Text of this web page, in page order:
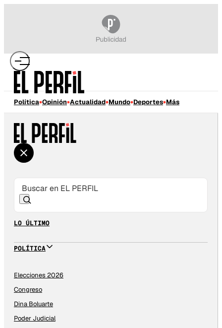
Política Opinión Actualidad Mundo Deportes Más
LO ÚLTIMO
POLÍTICA
Elecciones 2026
Congreso
Dina Boluarte
Poder Judicial